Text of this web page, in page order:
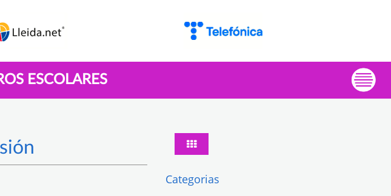
ESCOLARES
Categorias